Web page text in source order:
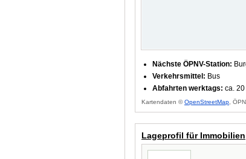
Nächste ÖPNV-Station:
Verkehrsmittel: Bus
Abfahrten werktags: ca. 20
Kartendaten ©OpenStreetMap ,
Lageprofil für Immobilien